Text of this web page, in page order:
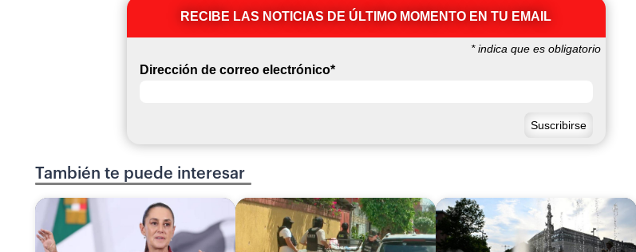
RECIBE LAS NOTICIAS DE ÚLTIMO MOMENTO EN TU EMAIL
*indica que es obligatorio
Dirección de correo electrónico*
También te puede interesar